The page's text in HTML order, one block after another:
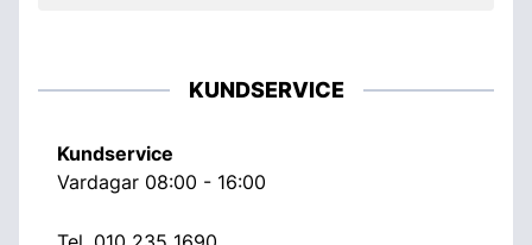
KUNDSERVICE
Kundservice
Vardagar 08:00 - 16:00